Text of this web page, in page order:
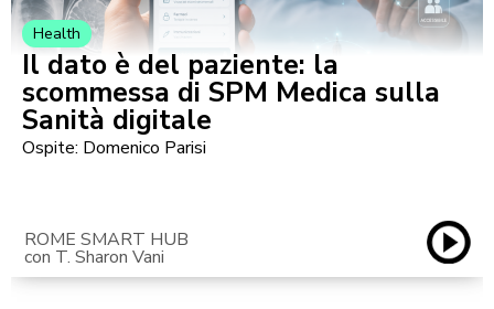
Health
Il dato è del paziente: la
scommessa di SPM Medica sulla
Sanità digitale
Ospite: Domenico Parisi
ROME SMART HUB
con T. Sharon Vani